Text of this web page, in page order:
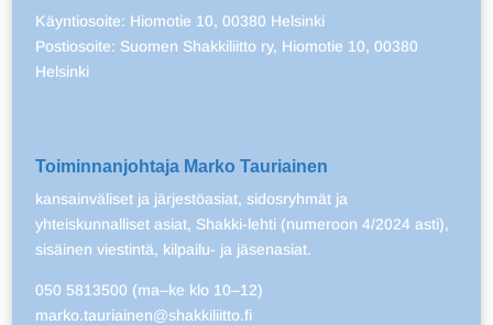
Käyntiosoite: Hiomotie 10, 00380 Helsinki
Postiosoite: Suomen Shakkiliitto ry, Hiomotie 10, 00380
Helsinki
Toiminnanjohtaja Marko Tauriainen
kansainväliset ja järjestöasiat, sidosryhmät ja
yhteiskunnalliset asiat, Shakki-lehti (numeroon 4/2024 asti),
sisäinen viestintä, kilpailu- ja jäsenasiat.
050 5813500 (ma–ke klo 10–12)
marko.tauriainen@shakkiliitto.fi